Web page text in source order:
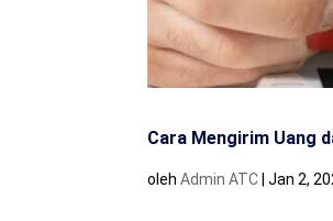
Cara Mengirim Uang
olehAdmin ATC |Jan 2,